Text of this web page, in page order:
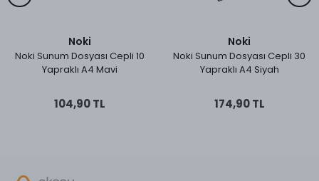
Noki
Noki Sunum Dosyası Cepli 10
Yapraklı A4 Mavi
104,90 TL
Noki
Noki Sunum Dosyası Cepli 30
Yapraklı A4 Siyah
174,90 TL